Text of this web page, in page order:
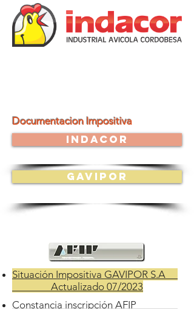
Documentacion Impositiva
Indacor
Gavipor
Situación Impositiva GAVIPOR S.A
Actualizado 07/2023
Constancia inscripción AFIP